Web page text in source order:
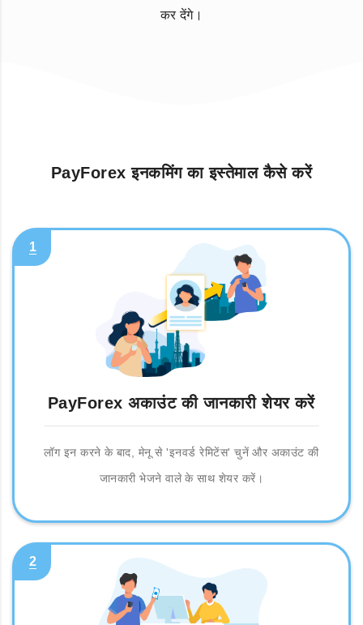
कर देंगे।
PayForex इनकमिंग का इस्तेमाल कैसे करें
1
PayForex अकाउंट की जानकारी शेयर करें
लॉग इन करने के बाद, मेनू से 'इनवर्ड रेमिटेंस' चुनें और अकाउंट की
जानकारी भेजने वाले के साथ शेयर करें।
2